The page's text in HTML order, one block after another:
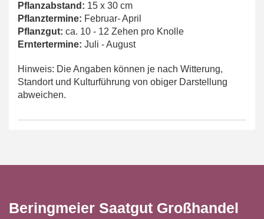
Pflanzabstand: 15 x 30 cm
Pflanztermine: Februar- April
Pflanzgut: ca. 10 - 12 Zehen pro Knolle
Erntertermine: Juli - August
Hinweis: Die Angaben können je nach Witterung,
Standort und Kulturführung von obiger Darstellung
abweichen.
Beringmeier Saatgut Großhandel